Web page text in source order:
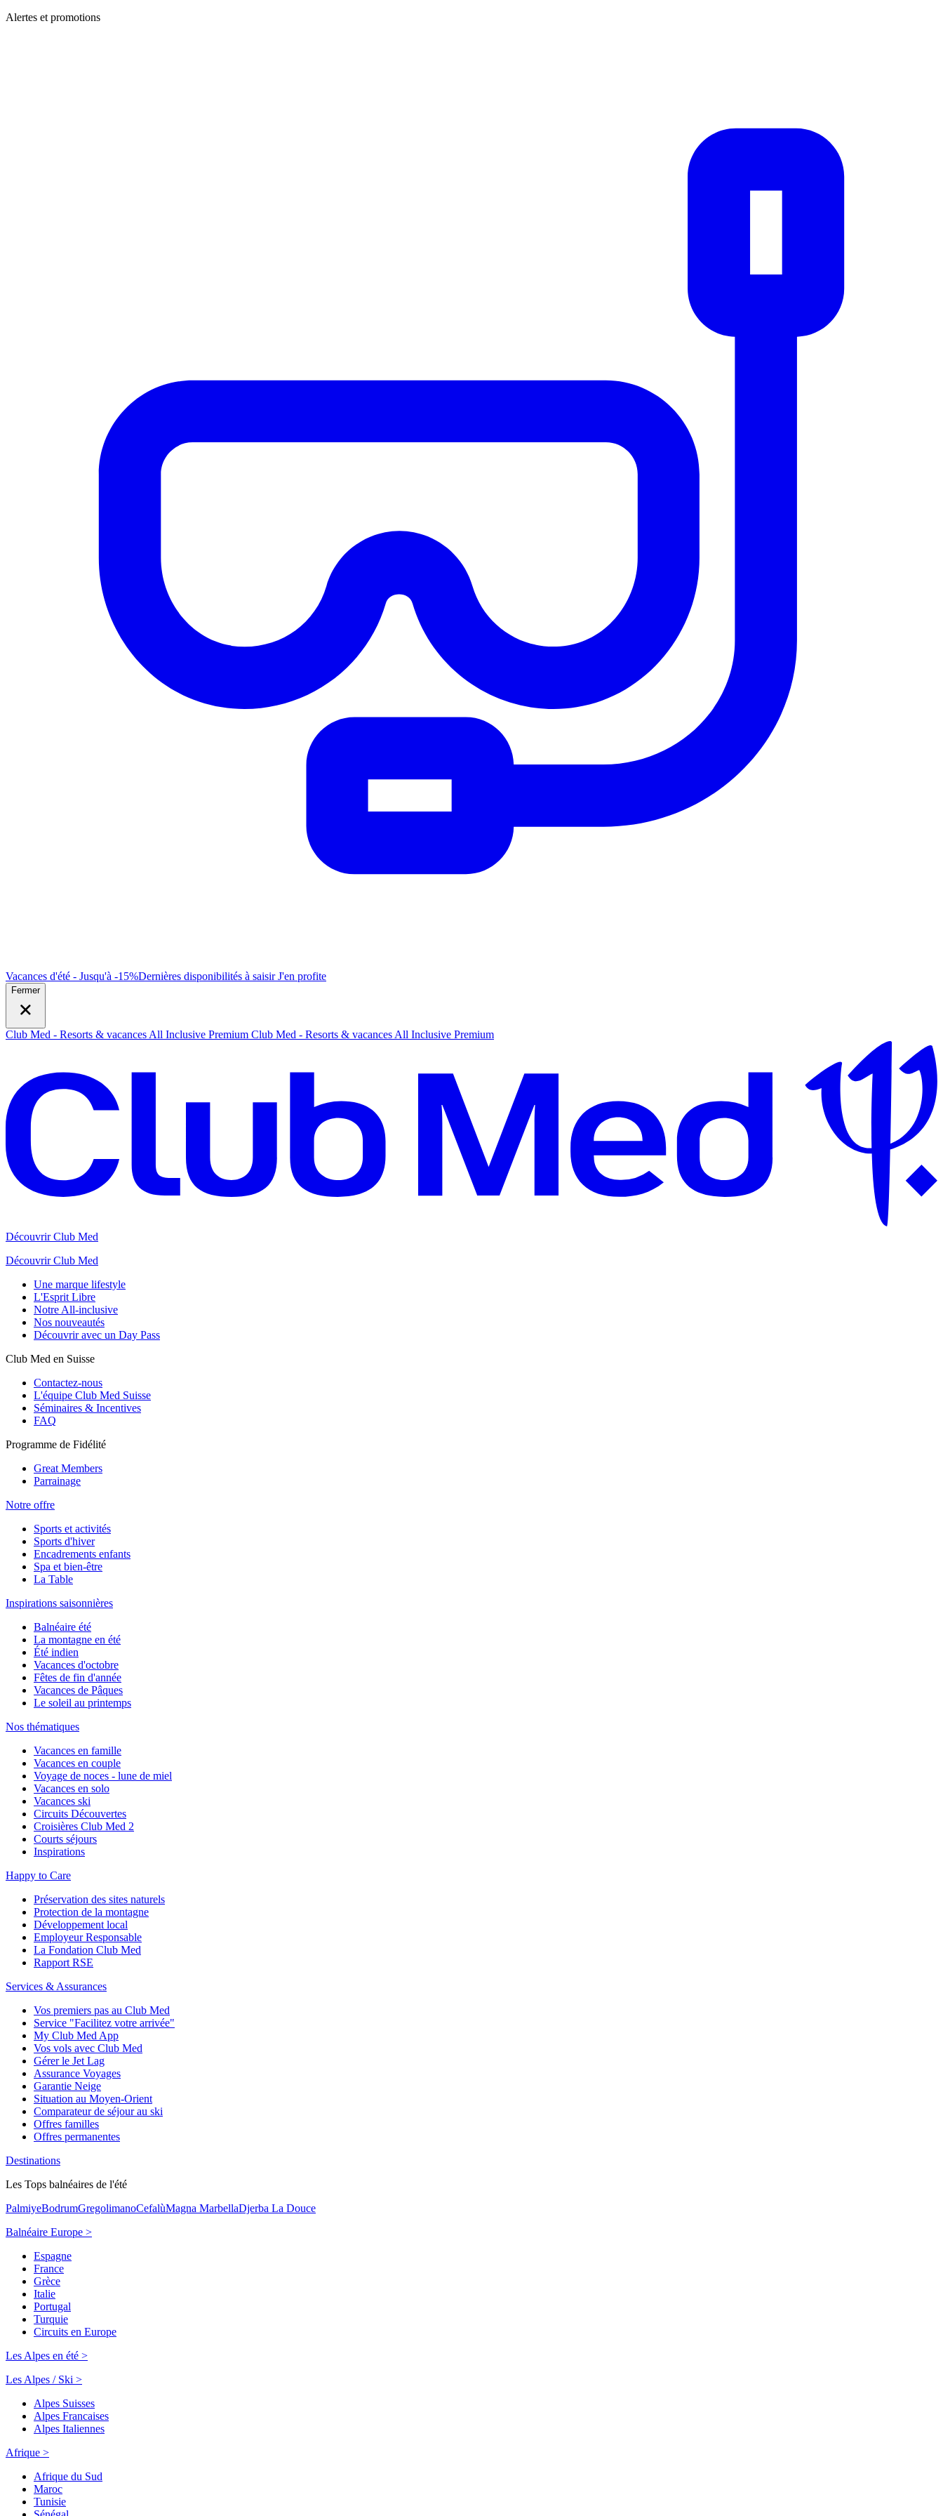
Alertes et promotions
Vacances d'été - Jusqu'à -15%Dernières disponibilités à saisirJ'en profite
Fermer
Club Med - Resorts & vacances All Inclusive Premium Club Med - Resorts & vacances All Inclusive Premium
Découvrir Club Med
Découvrir Club Med
Une marque lifestyle
L'Esprit Libre
Notre All-inclusive
Nos nouveautés
Découvrir avec un Day Pass
Club Med en Suisse
Contactez-nous
L'équipe Club Med Suisse
Séminaires & Incentives
FAQ
Programme de Fidélité
Great Members
Parrainage
Notre offre
Sports et activités
Sports d'hiver
Encadrements enfants
Spa et bien-être
La Table
Inspirations saisonnières
Balnéaire été
La montagne en été
Été indien
Vacances d'octobre
Fêtes de fin d'année
Vacances de Pâques
Le soleil au printemps
Nos thématiques
Vacances en famille
Vacances en couple
Voyage de noces - lune de miel
Vacances en solo
Vacances ski
Circuits Découvertes
Croisières Club Med 2
Courts séjours
Inspirations
Happy to Care
Préservation des sites naturels
Protection de la montagne
Développement local
Employeur Responsable
La Fondation Club Med
Rapport RSE
Services & Assurances
Vos premiers pas au Club Med
Service "Facilitez votre arrivée"
My Club Med App
Vos vols avec Club Med
Gérer le Jet Lag
Assurance Voyages
Garantie Neige
Situation au Moyen-Orient
Comparateur de séjour au ski
Offres familles
Offres permanentes
Destinations
Les Tops balnéaires de l'été
PalmiyeBodrumGregolimanoCefalùMagna MarbellaDjerba La Douce
Balnéaire Europe >
Espagne
France
Grèce
Italie
Portugal
Turquie
Circuits en Europe
Les Alpes en été >
Les Alpes / Ski >
Alpes Suisses
Alpes Francaises
Alpes Italiennes
Afrique >
Afrique du Sud
Maroc
Tunisie